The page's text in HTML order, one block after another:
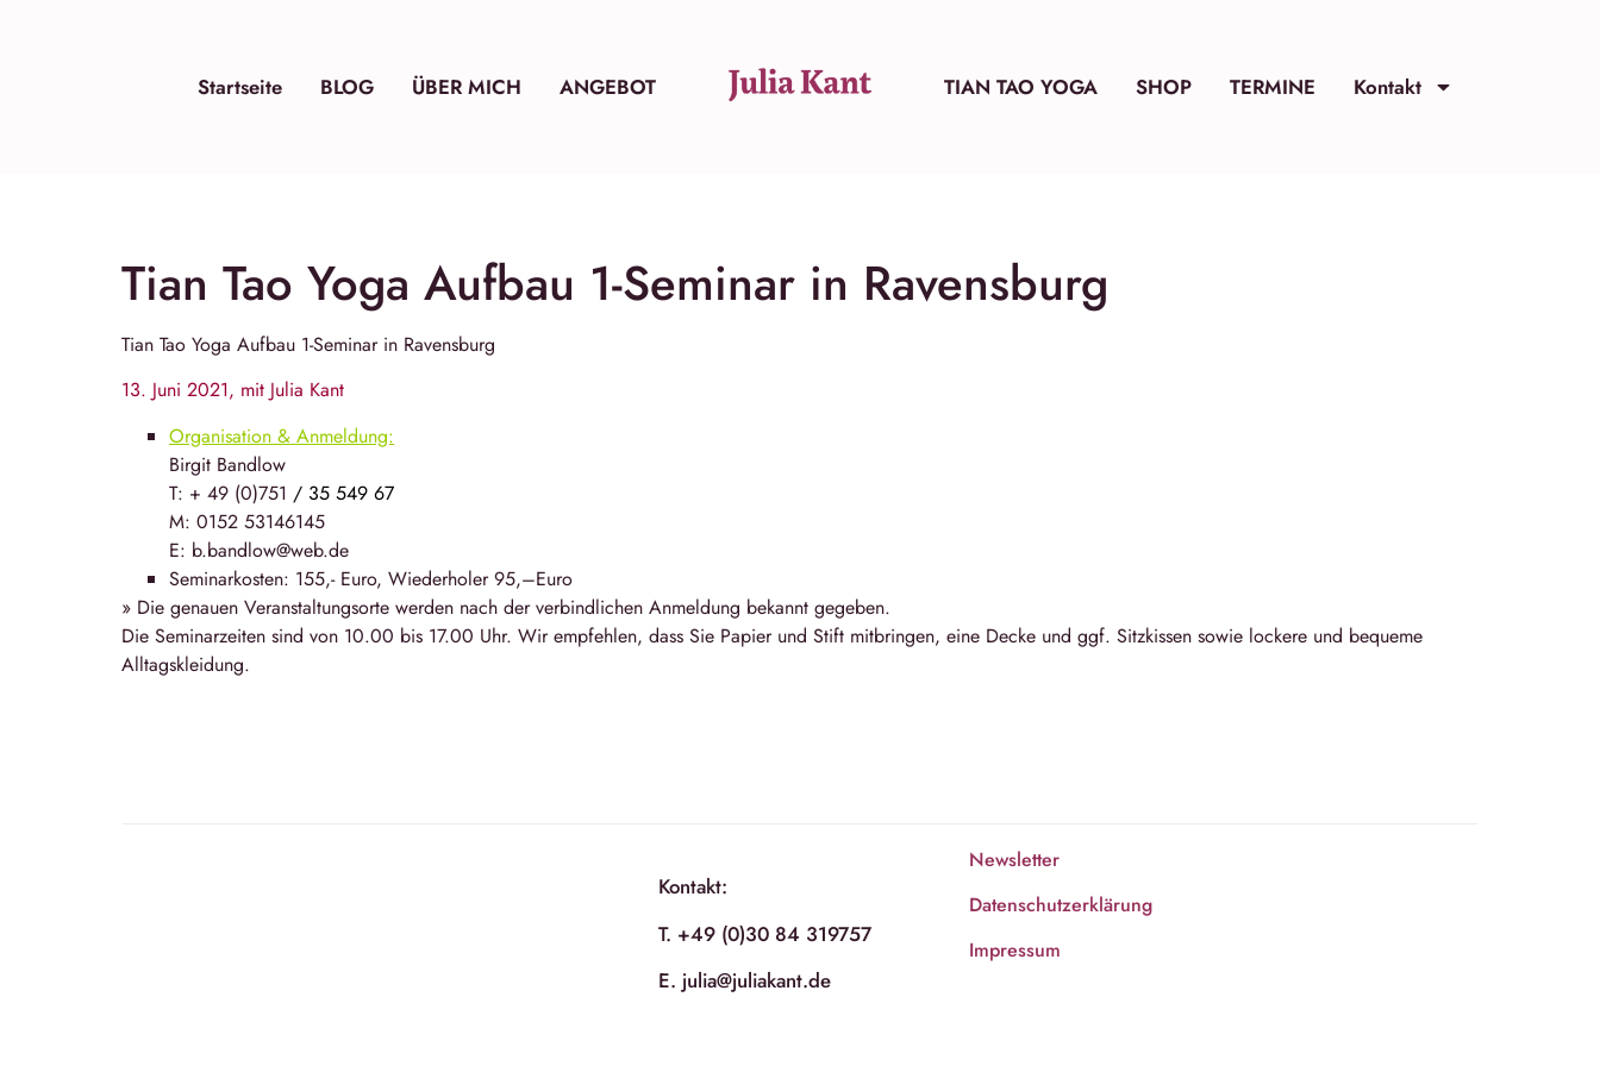
TIAN TAO YOGA SHOP TERMINE Kontakt
Startseite BLOG ÜBER MICH ANGEBOT
Tian Tao Yoga Aufbau 1-Seminar in Ravensburg
Tian Tao Yoga Aufbau 1-Seminar in Ravensburg
13. Juni 2021, mit Julia Kant
Organisation & Anmeldung:
Birgit Bandlow
T: + 49 (0)751 / 35 549 67
M: 0152 53146145
E: b.bandlow@web.de
Seminarkosten: 155,- Euro, Wiederholer 95,–Euro
» Die genauen Veranstaltungsorte werden nach der verbindlichen Anmeldung bekannt gegeben.
Die Seminarzeiten sind von 10.00 bis 17.00 Uhr. Wir empfehlen, dass Sie Papier und Stift mitbringen, eine Decke und ggf. Sitzkissen sowie lockere und bequeme
Alltagskleidung.
Kontakt:
T. +49 (0)30 84 319757
E. julia@juliakant.de
Newsletter
Datenschutzerklärung
Impressum